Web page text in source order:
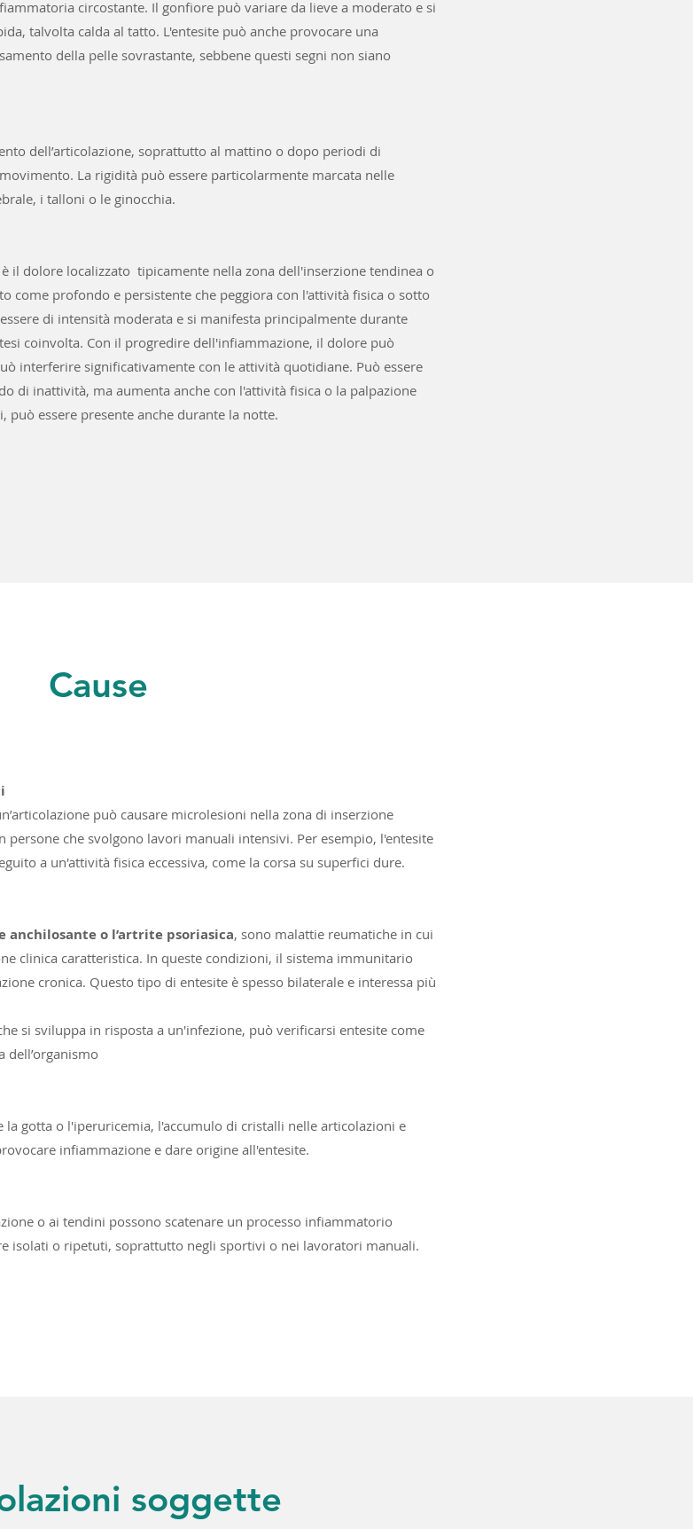
circostante. Il gonfiore può variare da lieve a moderato e si
talvolta calda al tatto. L'entesite può anche provocare una
della pelle sovrastante, sebbene questi segni non siano
dell’articolazione, soprattutto al mattino o dopo periodi di
La rigidità può essere particolarmente marcata nelle
i talloni o le ginocchia.
il dolore localizzato tipicamente nella zona dell'inserzione tendinea o
come profondo e persistente che peggiora con l'attività fisica o sotto
di intensità moderata e si manifesta principalmente durante
coinvolta. Con il progredire dell'infiammazione, il dolore può
interferire significativamente con le attività quotidiane. Può essere
di inattività, ma aumenta anche con l'attività fisica o la palpazione
può essere presente anche durante la notte.
Cause
può causare microlesioni nella zona di inserzione
persone che svolgono lavori manuali intensivi. Per esempio, l'entesite
a un'attività fisica eccessiva, come la corsa su superfici dure.
anchilosante o l’artrite psoriasica, sono malattie reumatiche in cui
clinica caratteristica. In queste condizioni, il sistema immunitario
cronica. Questo tipo di entesite è spesso bilaterale e interessa più
si sviluppa in risposta a un'infezione, può verificarsi entesite come
dell’organismo
la gotta o l'iperuricemia, l'accumulo di cristalli nelle articolazioni e
infiammazione e dare origine all'entesite.
o ai tendini possono scatenare un processo infiammatorio
isolati o ripetuti, soprattutto negli sportivi o nei lavoratori manuali.
soggette